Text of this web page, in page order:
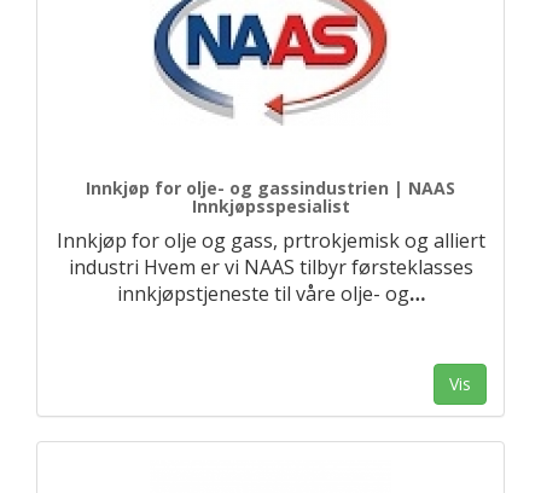
Innkjøp for olje- og gassindustrien | NAAS
Innkjøpsspesialist
Innkjøp for olje og gass, prtrokjemisk og alliert
industri Hvem er vi NAAS tilbyr førsteklasses
innkjøpstjeneste til våre olje- og…
Vis